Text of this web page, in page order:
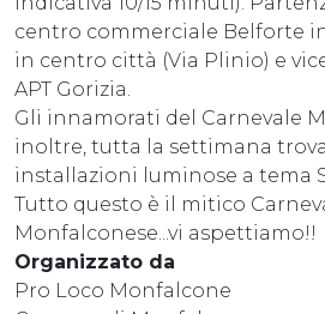
centro commerciale Belforte
in centro città (Via Plinio) e
APT Gorizia.
Gli innamorati del Carnevale
inoltre, tutta la settimana
installazioni luminose a tema
Tutto questo è il mitico
Monfalconese...vi aspettiamo!!
Organizzato da
Pro Loco Monfalcone